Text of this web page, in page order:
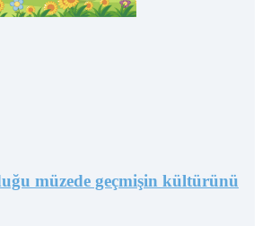
müzede geçmişin kültürünü